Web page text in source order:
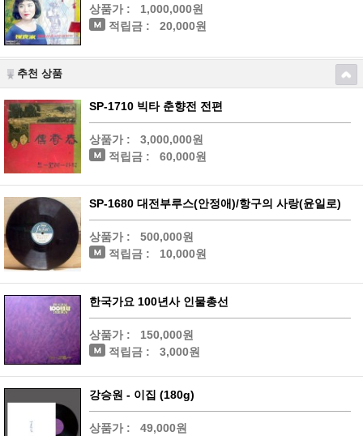
상품가 :
1,000,000원
적립금 :
20,000원
추천 상품
SP-1710 빅타 춘향전 전편
상품가 :
3,000,000원
적립금 :
60,000원
SP-1680 대전부루스(안정애)/항구의 사랑(윤일로)
상품가 :
500,000원
적립금 :
10,000원
한국가요 100년사 인물총선
상품가 :
150,000원
적립금 :
3,000원
강승원 - 이집 (180g)
상품가 :
49,000원